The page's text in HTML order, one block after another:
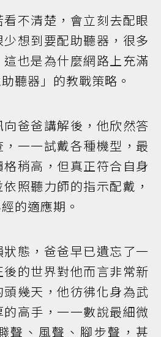
不清楚，會立刻去配眼
想到要配助聽器，很多
也是為什麼網路上充滿
聽器」的教戰策略。
爸爸講解後，他欣然答
一一試戴各種機型，最
稍高，但真正符合自身
照聽力師的指示配戴，
的適應期。
態，爸爸早已遺忘了一
的世界對他而言非常新
幾天，他彷彿化身為武
高手，一一數說最細微
聲、風聲、腳步聲，甚